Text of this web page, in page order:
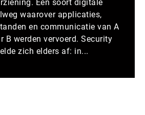
Een soort digitale
waarover applicaties,
en communicatie van A
B werden vervoerd. Security
zich elders af: in...